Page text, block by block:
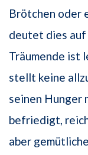
Brötchen oder
deutet dies auf
Träumende ist
stellt keine
seinen Hunger
befriedigt,
aber